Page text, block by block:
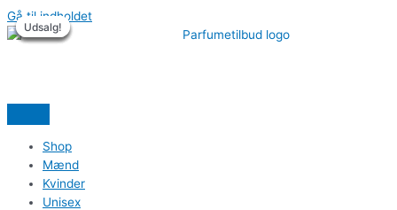
Gå til indholdet
Shop
Mænd
Kvinder
Unisex
Udsalg!
Udsalg!
Udsalg!
Udsalg!
Udsalg!
Udsalg!